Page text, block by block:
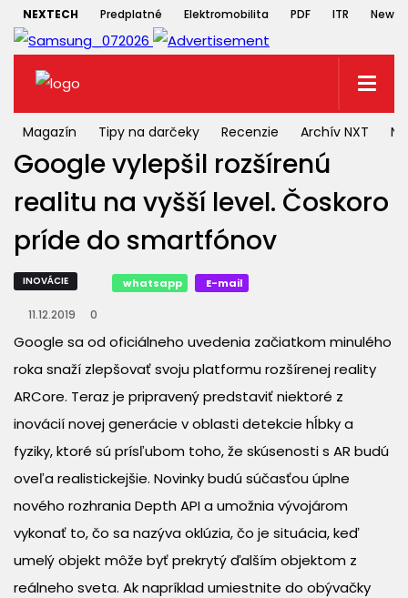
NEXTECH Predplatné Elektromobilita PDF ITR
Magazín Tipy na darčeky Recenzie Archív NXT
Google vylepšil rozšírenú
realitu na vyšší level. Čoskoro
príde do smartfónov
INOVÁCIE whatsapp E-mail
11.12.2019 0
Google sa od oficiálneho uvedenia začiatkom minulého
roka snaží zlepšovať svoju platformu rozšírenej reality
ARCore. Teraz je pripravený predstaviť niektoré z
inovácií novej generácie v oblasti detekcie hĺbky a
fyziky, ktoré sú prísľubom toho, že skúsenosti s AR budú
oveľa realistickejšie. Novinky budú súčasťou úplne
nového rozhrania Depth API a umožnia vývojárom
vykonať to, čo sa nazýva oklúzia, čo je situácia, keď
umelý objekt môže byť prekrytý ďalším objektom z
reálneho sveta. Ak napríklad umiestnite do obývačky